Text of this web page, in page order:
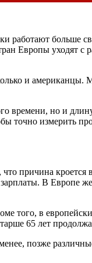
больше
Европы уходят
и американцы.
времени, но и
точно измерить
что причина
В Европе
в
65 лет
позже